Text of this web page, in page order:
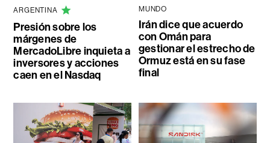
ARGENTINA
Presión sobre los
márgenes de
MercadoLibre inquieta a
inversores y acciones
caen en el Nasdaq
MUNDO
Irán dice que acuerdo
con Omán para
gestionar el estrecho de
Ormuz está en su fase
final